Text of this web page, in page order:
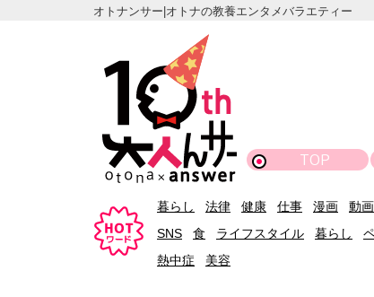
オトナンサー|オトナの教養エンタメバラエティー
TOP
暮らし 法律 健康 仕事 漫画 動画
SNS
食 ライフスタイル 暮らし
熱中症
美容